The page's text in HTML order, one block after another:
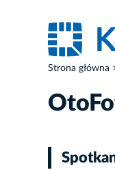
Strona główna